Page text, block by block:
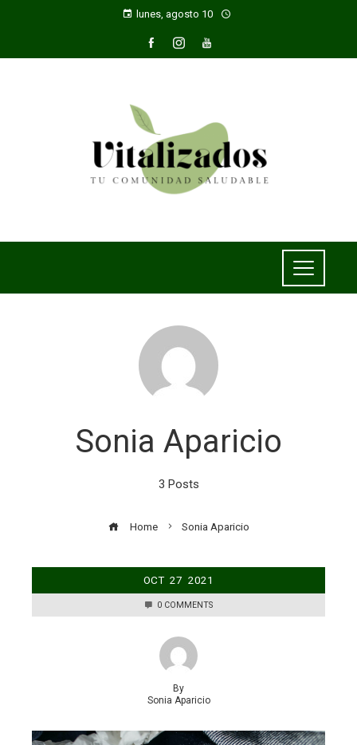
lunes, agosto 10
Sonia Aparicio
3 Posts
Home Sonia Aparicio
OCT 27 2021
0 COMMENTS
By
Sonia Aparicio